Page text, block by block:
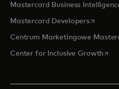
Mastercard Business
Mastercard Developersopens in
Centrum Marketingowe
Center for Inclusive Growth